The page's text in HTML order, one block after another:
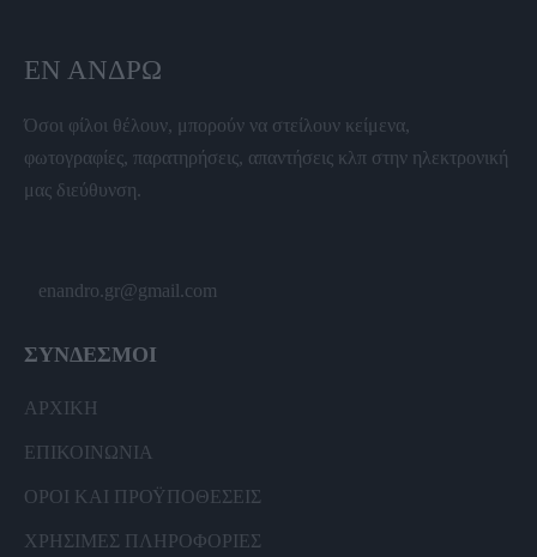
ΕΝ ΆΝΔΡΩ
Όσοι φίλοι θέλουν, μπορούν να στείλουν κείμενα,
φωτογραφίες, παρατηρήσεις, απαντήσεις κλπ στην ηλεκτρονική
μας διεύθυνση.
enandro.gr@gmail.com
ΣΥΝΔΕΣΜΟΙ
ΑΡΧΙΚΗ
ΕΠΙΚΟΙΝΩΝΙΑ
ΟΡΟΙ ΚΑΙ ΠΡΟΫΠΟΘΕΣΕΙΣ
ΧΡΗΣΙΜΕΣ ΠΛΗΡΟΦΟΡΙΕΣ